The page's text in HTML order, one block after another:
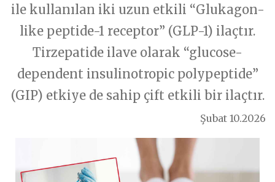
Popüler Bilim/Araştırma/Haberler
Sağlıklı Yaşama/ Yaşlanma
Kalbinize Dair
Soru - Cevap
Soru-Cevap
Sağlıklı Yaşama/Yaşlanma
Gelecek/ Yapay Zeka
Kalbinize Şifa
PODCASTLER
Genel
Dr.Genco Yucelin Blogu
ile kullanılan iki uzun etkili “Glukagon-
like peptide-1 receptor” (GLP-1) ilaçtır.
Tirzepatide ilave olarak “glucose-
dependent insulinotropic polypeptide”
(GIP) etkiye de sahip çift etkili bir ilaçtır.
Şubat 10.2026
Telefon
Sorunuz
Telefon
Muayene Nedeni